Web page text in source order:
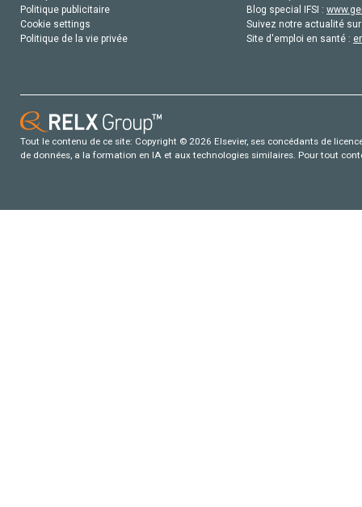
Politique publicitaire
Cookie settings
Politique de la vie privée
Blog special IFSI :
Suivez notre actualité
Site d'emploi en santé :
Tout le contenu de ce site: Copyright © 2026 Elsevier, ses concédants de
de données, a la formation en IA et aux technologies similaires. Pour tout